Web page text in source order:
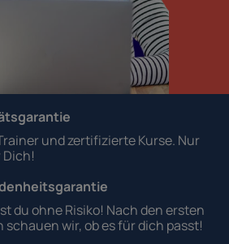
und zertifizierte Kurse. Nur
Dich!
du ohne Risiko! Nach den ersten
schauen wir, ob es für dich passt!